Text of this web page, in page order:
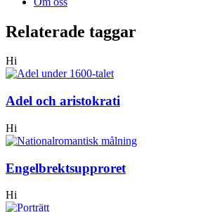
Relaterade taggar
Hi
Adel och aristokrati
Hi
Engelbrektsupproret
Hi